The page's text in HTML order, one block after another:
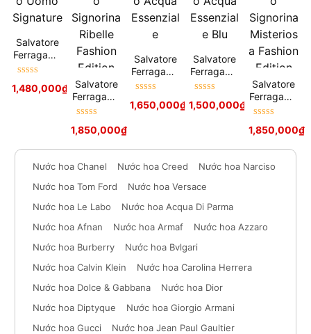
Salvatore
Ferragamo
Uomo
hạng5sao
1,480,000₫
Salvatore
Ferragamo
Signorina
Fashion
Edition
hạng5sao
1,850,000₫
Salvatore
Ferragamo
Acqua
hạng5sao 1,900,000₫
1,650,000₫
Salvatore
Ferragamo
Acqua
Blu
hạng5sao
1,500,000₫
Salvatore
Ferragamo
Signorina
Fashion
Edition
hạng5sao
1,850,000₫
Nước hoa Chanel Nước hoa Creed
Nước hoa Narciso
Nước hoa Tom Ford
Nước hoa Versace
Nước hoa Le Labo
Nước hoa Acqua Di Parma
Nước hoa Afnan
Nước hoa Armaf
Nước hoa Azzaro
Nước hoa Burberry
Nước hoa Bvlgari
Nước hoa Calvin Klein
Nước hoa Carolina Herrera
Nước hoa Dolce & Gabbana
Nước hoa Dior
Nước hoa Diptyque
Nước hoa Giorgio Armani
Nước hoa Gucci
Nước hoa Jean Paul Gaultier